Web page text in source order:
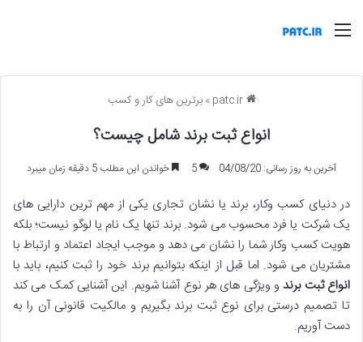
منو
patc.ir
» برترین های کار و کسب
انواع ثبت برند شامل چیست؟
آخرین به روز رسانی: 04/08/20 5 خواندن این مطلب 5 دقیقه زمان میبرد
در دنیای کسب وکار، برند یا نشان تجاری یکی از مهم ترین دارایی های
یک شرکت یا فرد محسوب می شود. برند تنها یک نام یا لوگو نیست؛ بلکه
هویت کسب وکار شما را نشان می دهد و موجب ایجاد اعتماد و ارتباط با
مشتریان می شود. اما قبل از اینکه بتوانیم برند خود را ثبت کنیم، باید با
انواع ثبت برندو ویژگی های هر نوع آشنا شویم. این آشنایی کمک می کند
تا تصمیم درستی برای نوع ثبت برند بگیریم و مالکیت قانونی آن را به
دست آوریم.